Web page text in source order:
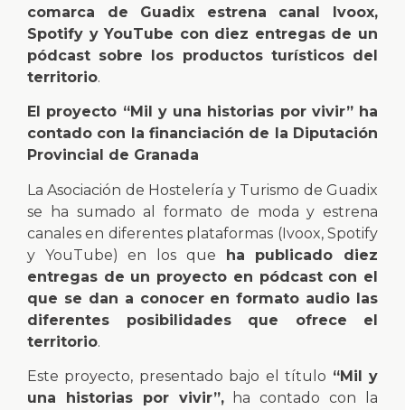
comarca de Guadix estrena canal Ivoox,
Spotify y YouTube con diez entregas de un
pódcast sobre los productos turísticos del
territorio.
El proyecto “Mil y una historias por vivir” ha
contado con la financiación de la Diputación
Provincial de Granada
La Asociación de Hostelería y Turismo de Guadix
se ha sumado al formato de moda y estrena
canales en diferentes plataformas (Ivoox, Spotify
y YouTube) en los que ha publicado diez
entregas de un proyecto en pódcast con el
que se dan a conocer en formato audio las
diferentes posibilidades que ofrece el
territorio.
Este proyecto, presentado bajo el título “Mil y
una historias por vivir”,ha contado con la